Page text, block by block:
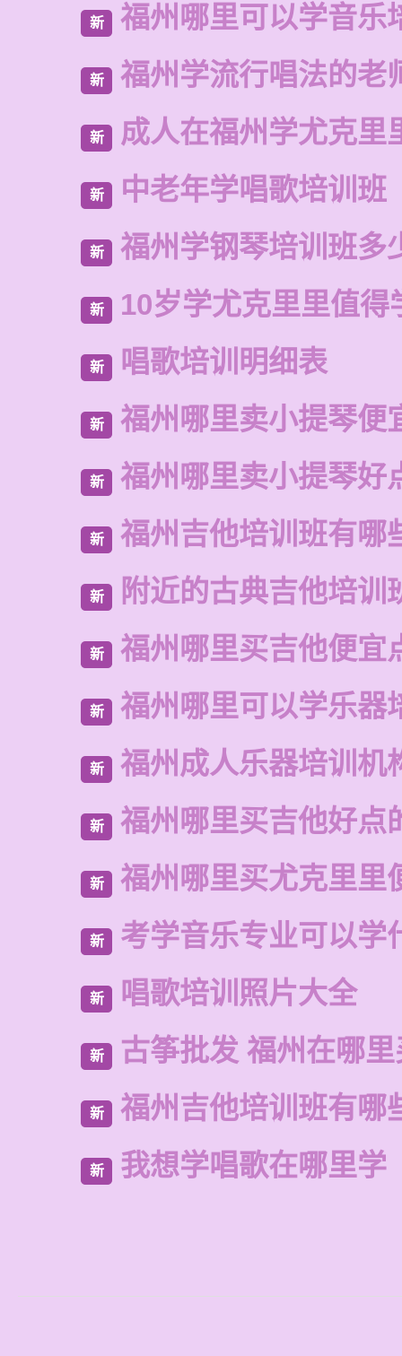
新 福州哪里可以学音乐
新 福州学流行唱法的老
新 成人在福州学尤克里
新 中老年学唱歌培训班
新 福州学钢琴培训班多
新 10岁学尤克里里值得
新 唱歌培训明细表
新 福州哪里卖小提琴便
新 福州哪里卖小提琴好
新 福州吉他培训班有哪
新 附近的古典吉他培训
新 福州哪里买吉他便宜
新 福州哪里可以学乐器
新 福州成人乐器培训机
新 福州哪里买吉他好点
新 福州哪里买尤克里里
新 考学音乐专业可以学
新 唱歌培训照片大全
新 古筝批发 福州在哪
新 福州吉他培训班有哪
新 我想学唱歌在哪里学